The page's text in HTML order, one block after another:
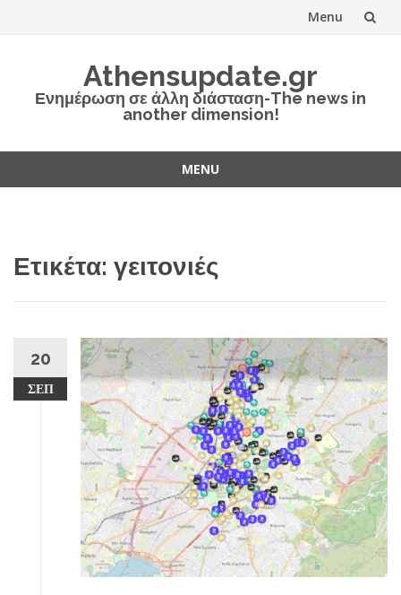
Menu
Athensupdate.gr
Ενημέρωση σε άλλη διάσταση-The news in
another dimension!
MENU
Ετικέτα: γειτονιές
20
ΣΕΠ